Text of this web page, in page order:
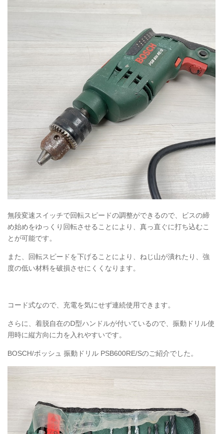
無段変速スイッチで回転スピードの調整ができるので、
ビスの締
め始めをゆっくり回転させることにより、真っ直ぐに打ち込むこ
とが可能です。
また、 回転スピードを下げることにより、 ねじ山が潰れたり、強
度の低い材料を破損させにくくなります。
コード式なので、充電を気にせず連続使用できます。
さらに、着脱自在のD型ハンドルが付いているので、振動ドリル使
用時に縦方向に力を入れやすいです。
BOSCH/ボッシュ 振動ドリル PSB600RE/Sのご紹介でした。